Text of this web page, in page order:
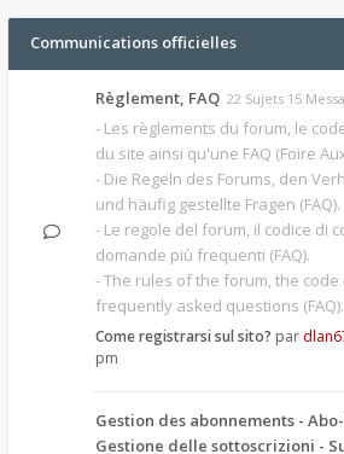
Communications officielles
Règlement, FAQ 22 Sujets 15
- Les règlements du forum, le
du site ainsi qu'une FAQ (Foire
- Die Regeln des Forums, den
und häufig gestellte Fragen (FAQ).
- Le regole del forum, il codice di
domande più frequenti (FAQ).
- The rules of the forum, the
frequently asked questions (FAQ).
Come registrarsi sul sito? par
pm
Gestion des abonnements -
Gestione delle sottoscrizioni -